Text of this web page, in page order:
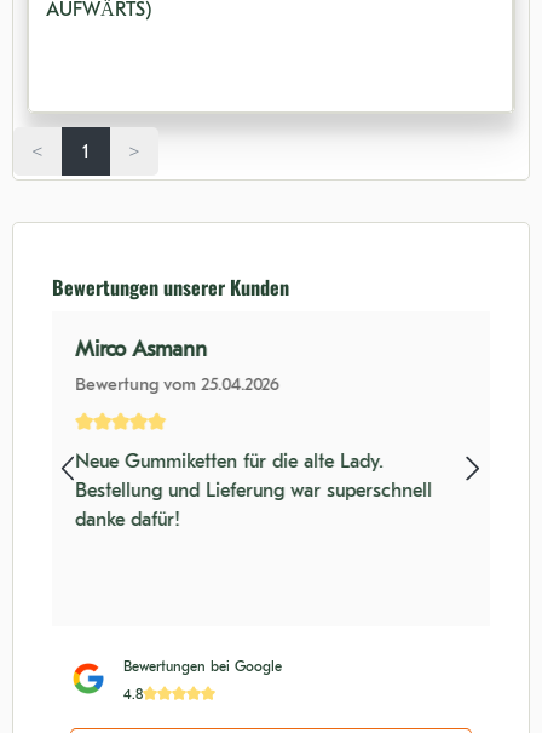
AUFWÄRTS)
< 1 >
Bewertungen unserer Kunden
Mirco Asmann
Bewertung vom 25.04.2026
Durchschnittliche Bewertung von 5 von 5 Sternen
Neue Gummiketten für die alte Lady.
Bestellung und Lieferung war superschnell
danke dafür!
Bewertungen bei Google
4.8